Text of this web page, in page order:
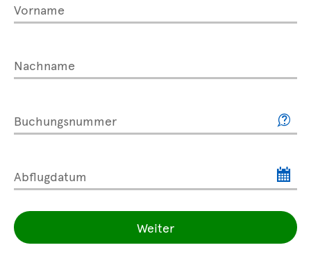
Vorname
Nachname
Buchungsnummer
Abflugdatum
Weiter